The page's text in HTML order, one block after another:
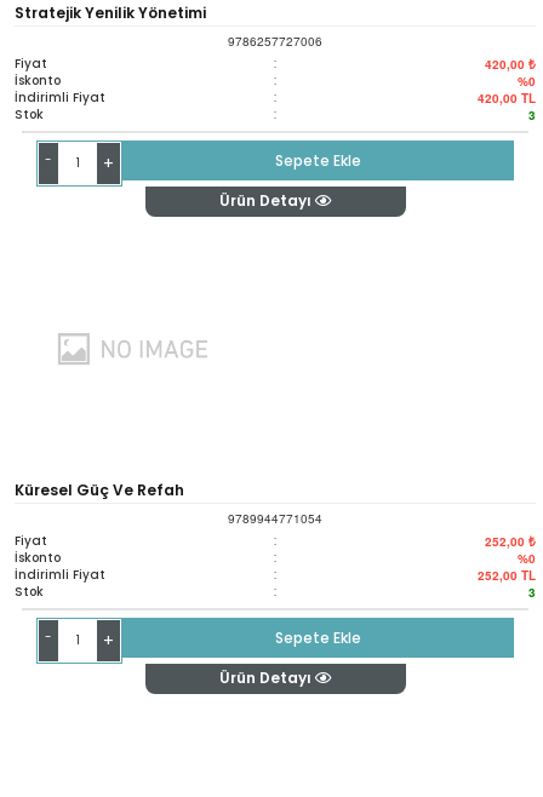
Stratejik Yenilik Yönetimi
9786257727006
Fiyat : 420,00 ₺
İskonto : %0
İndirimli Fiyat : 420,00 TL
Stok : 3
- +
Sepete Ekle
Ürün Detayı
Küresel Güç Ve Refah
9789944771054
Fiyat : 252,00 ₺
İskonto : %0
İndirimli Fiyat : 252,00 TL
Stok : 3
- +
Sepete Ekle
Ürün Detayı